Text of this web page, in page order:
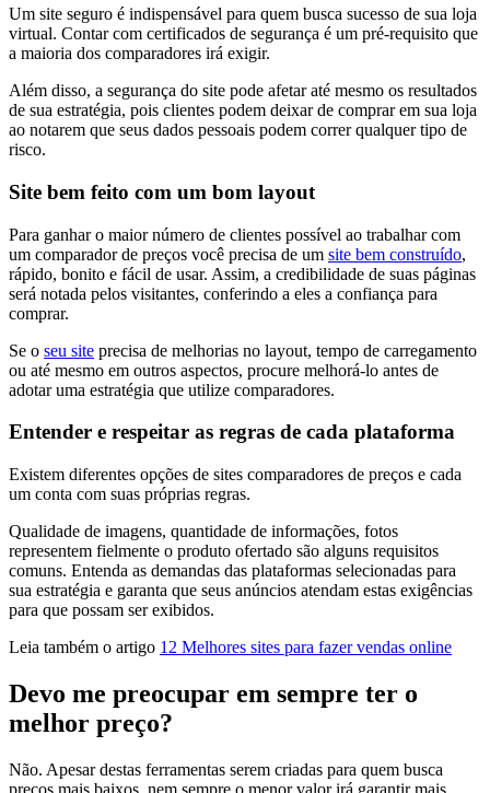
Um site seguro é indispensável para quem busca sucesso de sua loja
virtual. Contar com certificados de segurança é um pré-requisito que
a maioria dos comparadores irá exigir.
Além disso, a segurança do site pode afetar até mesmo os resultados
de sua estratégia, pois clientes podem deixar de comprar em sua loja
ao notarem que seus dados pessoais podem correr qualquer tipo de
risco.
Site bem feito com um bom layout
Para ganhar o maior número de clientes possível ao trabalhar com
um comparador de preços você precisa de um site bem construído,
rápido, bonito e fácil de usar. Assim, a credibilidade de suas páginas
será notada pelos visitantes, conferindo a eles a confiança para
comprar.
Se o seu site precisa de melhorias no layout, tempo de carregamento
ou até mesmo em outros aspectos, procure melhorá-lo antes de
adotar uma estratégia que utilize comparadores.
Entender e respeitar as regras de cada plataforma
Existem diferentes opções de sites comparadores de preços e cada
um conta com suas próprias regras.
Qualidade de imagens, quantidade de informações, fotos
representem fielmente o produto ofertado são alguns requisitos
comuns. Entenda as demandas das plataformas selecionadas para
sua estratégia e garanta que seus anúncios atendam estas exigências
para que possam ser exibidos.
Leia também o artigo 12 Melhores sites para fazer vendas online
Devo me preocupar em sempre ter o
melhor preço?
Não. Apesar destas ferramentas serem criadas para quem busca
preços mais baixos, nem sempre o menor valor irá garantir mais